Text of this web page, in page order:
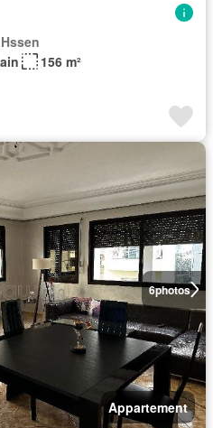
156 m²
6photos
Appartement